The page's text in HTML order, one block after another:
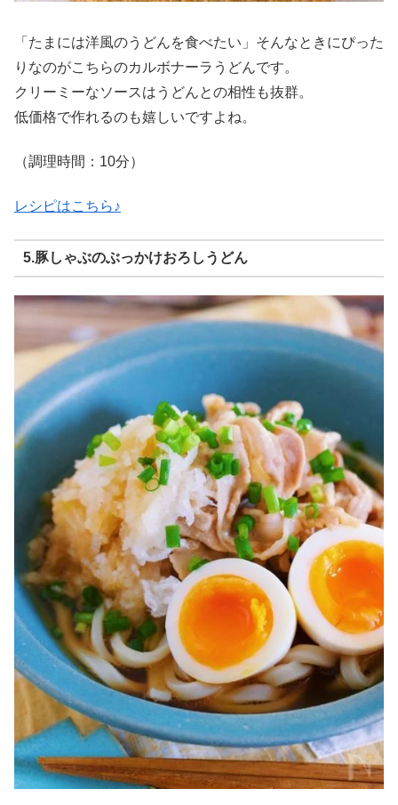
「たまには洋風のうどんを食べたい」そんなときにぴった
りなのがこちらのカルボナーラうどんです。
クリーミーなソースはうどんとの相性も抜群。
低価格で作れるのも嬉しいですよね。
（調理時間：10分）
レシピはこちら♪
5.豚しゃぶのぶっかけおろしうどん